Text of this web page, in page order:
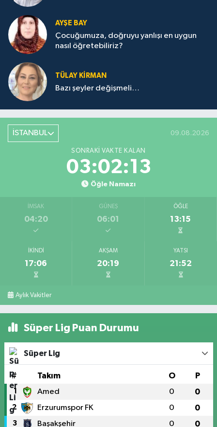
AYŞE BAY
Çocuğumuza, doğruyu yanlışı en uygun
nasıl öğretebiliriz?
TÜLAY KİRMAN
Bazı şeyler değişmeli…
İSTANBUL 09.08.2026
SONRAKI VAKTE KALAN
03:02:13
Öğle Namazı
İMSAK
04:20
GÜNEŞ
06:01
ÖĞLE
13:15
İKINDI
17:06
AKŞAM
20:19
YATSI
21:52
Aylık Vakitler
Süper Lig Puan Durumu
Süper Lig
# Takım O P
1 Amed 0 0
2 Erzurumspor FK 0 0
3 Başakşehir 0 0